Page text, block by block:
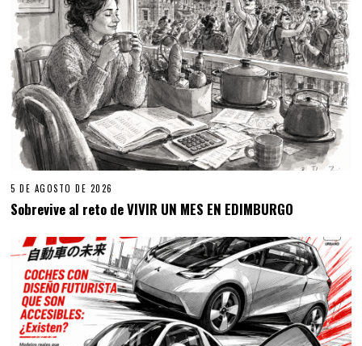
5 DE AGOSTO DE 2026
Sobrevive al reto de VIVIR UN MES EN EDIMBURGO